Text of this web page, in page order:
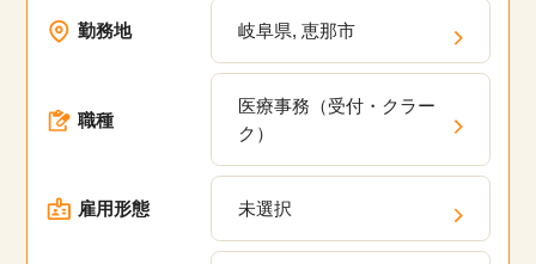
代、50代といった幅広い年齢層が活躍している職
場の求人が多数あります。弊社の派遣・委託現場
においてスキルアップのための研修プログラム
や、キャリアパスの相談、定期的なフィードバッ
クを通じて、あなたのキャリアアップを支援しま
す。
勤務地 岐阜県, 恵那市
職種
医療事務（受付・クラー
ク）
雇用形態 未選択